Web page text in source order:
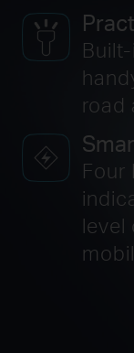
road
Four
level